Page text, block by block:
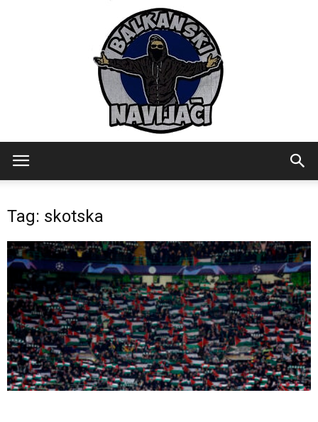
Tag: skotska